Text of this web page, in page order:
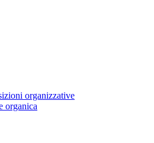
organizzative
organica